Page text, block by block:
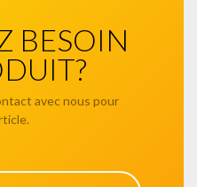
BESOIN
avec nous pour